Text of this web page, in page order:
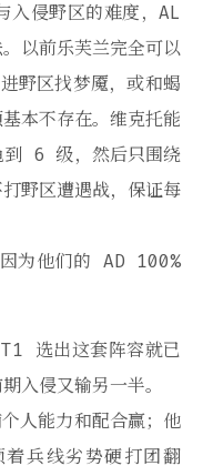
侵野区的难度，AL
以前乐芙兰完全可以
野区找梦魇，或和蝎
本不存在。维克托能
到 6 级，然后只围绕
野区遭遇战，保证每
为他们的 AD 100%
选出这套阵容就已
入侵又输另一半。
人能力和配合赢；他
兵线劣势硬打团翻